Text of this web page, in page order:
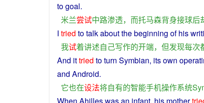
to goal.
米兰尝试中路渗透， 而托马森背身接球后
I tried to talkaboutthebeginning ofhis
我试着讲述自己写作的开端， 但发现每次
And ittried toturn Symbian, its own
and Android.
它也在设法将自有的智能手机操作系统